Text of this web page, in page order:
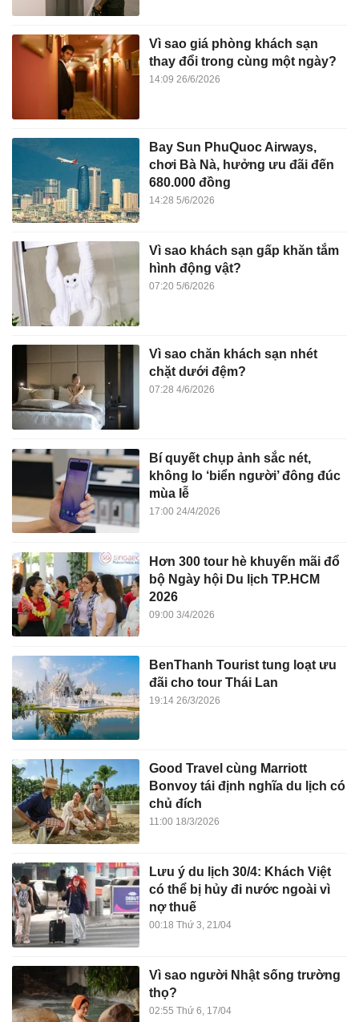
Vì sao giá phòng khách sạn
thay đổi trong cùng một ngày?
14:09 26/6/2026
Bay Sun PhuQuoc Airways,
chơi Bà Nà, hưởng ưu đãi đến
680.000 đồng
14:28 5/6/2026
Vì sao khách sạn gấp khăn tắm
hình động vật?
07:20 5/6/2026
Vì sao chăn khách sạn nhét
chặt dưới đệm?
07:28 4/6/2026
Bí quyết chụp ảnh sắc nét,
không lo ‘biển người’ đông đúc
mùa lễ
17:00 24/4/2026
Hơn 300 tour hè khuyến mãi đổ
bộ Ngày hội Du lịch TP.HCM
2026
09:00 3/4/2026
BenThanh Tourist tung loạt ưu
đãi cho tour Thái Lan
19:14 26/3/2026
Good Travel cùng Marriott
Bonvoy tái định nghĩa du lịch có
chủ đích
11:00 18/3/2026
Lưu ý du lịch 30/4: Khách Việt
có thể bị hủy đi nước ngoài vì
nợ thuế
00:18 Thứ 3, 21/04
Vì sao người Nhật sống trường
thọ?
02:55 Thứ 6, 17/04